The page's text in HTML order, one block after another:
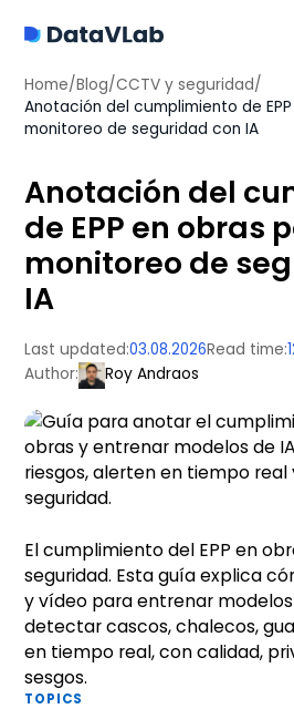
Home/Blog/CCTV y seguridad/
Anotación del cumplimiento de
monitoreo de seguridad con IA
Anotación del
de EPP en obras
monitoreo de
IA
Last updated:03.08.2026Read time:
Author:
Roy Andraos
El cumplimiento del EPP en
seguridad. Esta guía explica
y vídeo para entrenar
detectar cascos, chalecos,
en tiempo real, con calidad,
sesgos.
TOPICS